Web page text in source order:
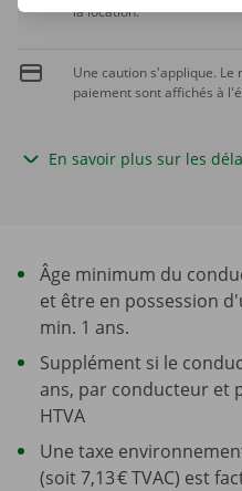
la location.
Une caution s'applique.
paiement sont affichés à
En savoir plus sur les
Âge minimum du
et être en possession
min. 1 ans.
Supplément si le
ans, par conducteur et
HTVA
Une taxe
(soit 7,13 € TVAC) est